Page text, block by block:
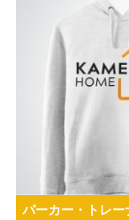
パーカー・トレー